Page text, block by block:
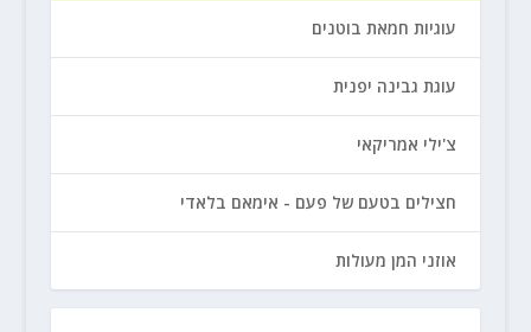
עוגיות חמאת בוטנים
עוגת גבינה יפנית
צ'ילי אמריקאי
חצילים בטעם של פעם - אימאם בלאדי
אוזני המן מעולות